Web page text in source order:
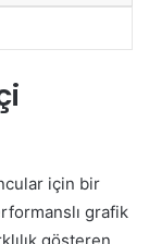
için bir
grafik